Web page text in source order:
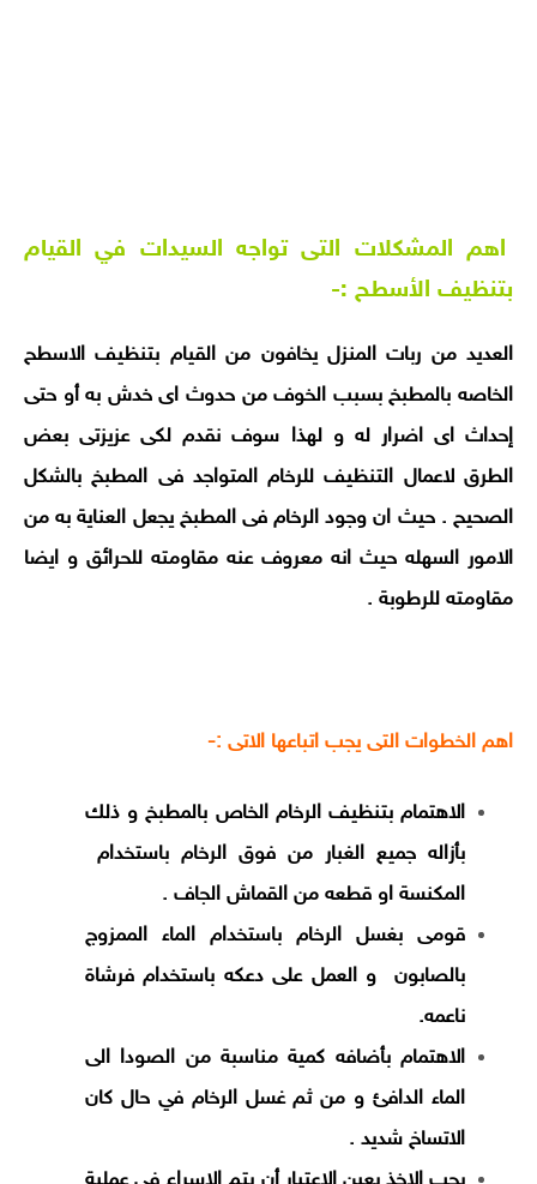
اهم المشكلات التى تواجه السيدات في القيام
بتنظيف الأسطح :-
العديد من ربات المنزل يخافون من القيام بتنظيف الاسطح
الخاصه بالمطبخ بسبب الخوف من حدوث اى خدش به أو حتى
إحداث اى اضرار له و لهذا سوف نقدم لكى عزيزتى بعض
الطرق لاعمال التنظيف للرخام المتواجد فى المطبخ بالشكل
الصحيح .حيث ان وجود الرخام فى المطبخ يجعل العناية به من
الامور السهله حيث انه معروف عنه مقاومته للحرائق و ايضا
مقاومته للرطوبة .
اهم الخطوات التى يجب اتباعها الاتى :-
الاهتمام بتنظيف الرخام الخاص بالمطبخ و ذلك
بأزاله جميع الغبار من فوق الرخام باستخدام
المكنسة او قطعه من القماش الجاف .
قومى بغسل الرخام باستخدام الماء الممزوج
بالصابون و العمل على دعكه باستخدام فرشاة
ناعمه.
الاهتمام بأضافه كمية مناسبة من الصودا الى
الماء الدافئ و من ثم غسل الرخام في حال كان
الاتساخ شديد .